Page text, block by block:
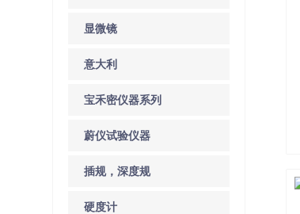
显微镜
意大利
GIVIMISURE
宝禾密仪器系列
蔚仪试验仪器
插规，深度规
硬度计